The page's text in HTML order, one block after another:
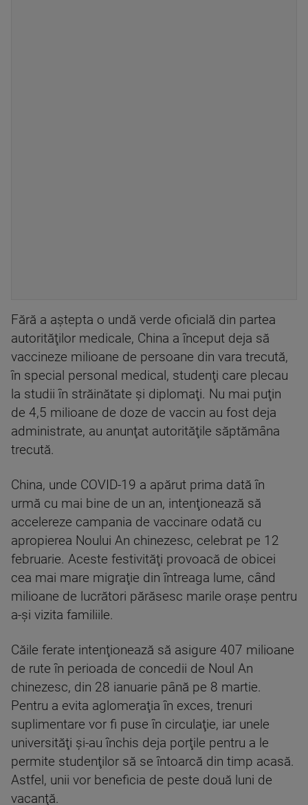
Fără a aştepta o undă verde oficială din partea
autorităţilor medicale, China a început deja să
vaccineze milioane de persoane din vara trecută,
în special personal medical, studenţi care plecau
la studii în străinătate şi diplomaţi. Nu mai puţin
de 4,5 milioane de doze de vaccin au fost deja
administrate, au anunţat autorităţile săptămâna
trecută.
China, unde COVID-19 a apărut prima dată în
urmă cu mai bine de un an, intenţionează să
accelereze campania de vaccinare odată cu
apropierea Noului An chinezesc, celebrat pe 12
februarie. Aceste festivităţi provoacă de obicei
cea mai mare migraţie din întreaga lume, când
milioane de lucrători părăsesc marile oraşe pentru
a-şi vizita familiile.
Căile ferate intenţionează să asigure 407 milioane
de rute în perioada de concedii de Noul An
chinezesc, din 28 ianuarie până pe 8 martie.
Pentru a evita aglomeraţia în exces, trenuri
suplimentare vor fi puse în circulaţie, iar unele
universităţi şi-au închis deja porţile pentru a le
permite studenţilor să se întoarcă din timp acasă.
Astfel, unii vor beneficia de peste două luni de
vacanţă.